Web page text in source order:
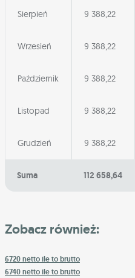
Sierpień 9 388,22
Wrzesień 9 388,22
Październik 9 388,22
Listopad 9 388,22
Grudzień 9 388,22
Suma 112 658,64
Zobacz również:
6720 netto ile to brutto
6740 netto ile to brutto